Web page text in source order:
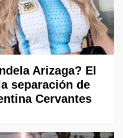
Arizaga? El
separación de
Cervantes